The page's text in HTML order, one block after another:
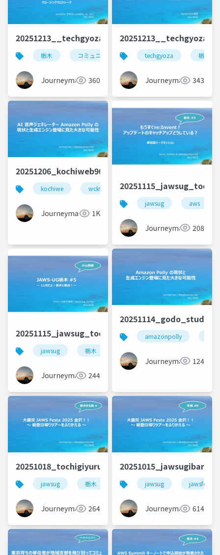
20251213__techgyoza_closingtalk_beajouneyman
栃木 コミュニティ techgyoza 地域カン
Journeyman 360
techgyoza 栃木
Journeyman 343
20251206_kochiweb90_beajouneyman
kochiwe wck90 ウェブクリエイターズ高知
Journeyman 1K
jawsug aws
Journeyman 208
jawsug 栃木 aws
Journeyman 244
amazonpolly
Journeyman 124
20251018_tochigiyuruben_lt_beajouneyman
jawsug 栃木 能登日帰りツアー jawsfesta
Journeyman 264
jawsug jawsfesta
Journeyman 614